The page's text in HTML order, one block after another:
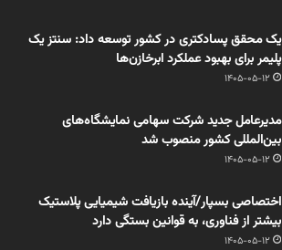
یک محقق پسادکتری در کشور توسعه داد: سنتز یک
پلیمر برای بهبود عملکرد ابرخازن‌ها
1405-05-12
مدیرعامل جدید شرکت سهامی نمایشگاه‌های
بین‌المللی کشور منصوب شد
1405-05-12
اختصاصی بسپار/آینده بازیافت شیمیایی پلاستیک
بیشتر از فناوری، به قوانین بستگی دارد
1405-05-12